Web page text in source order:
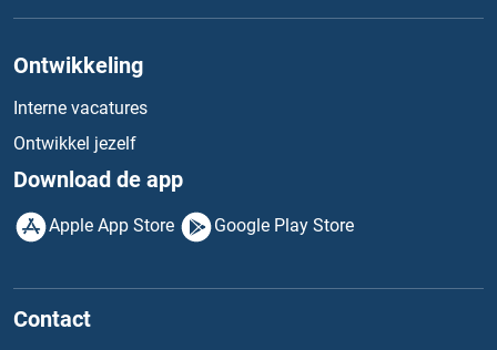
Ontwikkeling
Interne vacatures
Ontwikkel jezelf
Download de app
Apple App Store Google Play Store
Contact